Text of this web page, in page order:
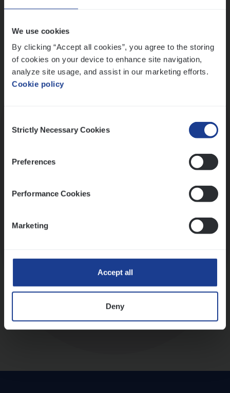
We use cookies
By clicking “Accept all cookies”, you agree to the storing
of cookies on your device to enhance site navigation,
analyze site usage, and assist in our marketing efforts.
Cookie policy
Selection
Strictly Necessary Cookies
Preferences
Performance Cookies
Marketing
Accept all
Deny